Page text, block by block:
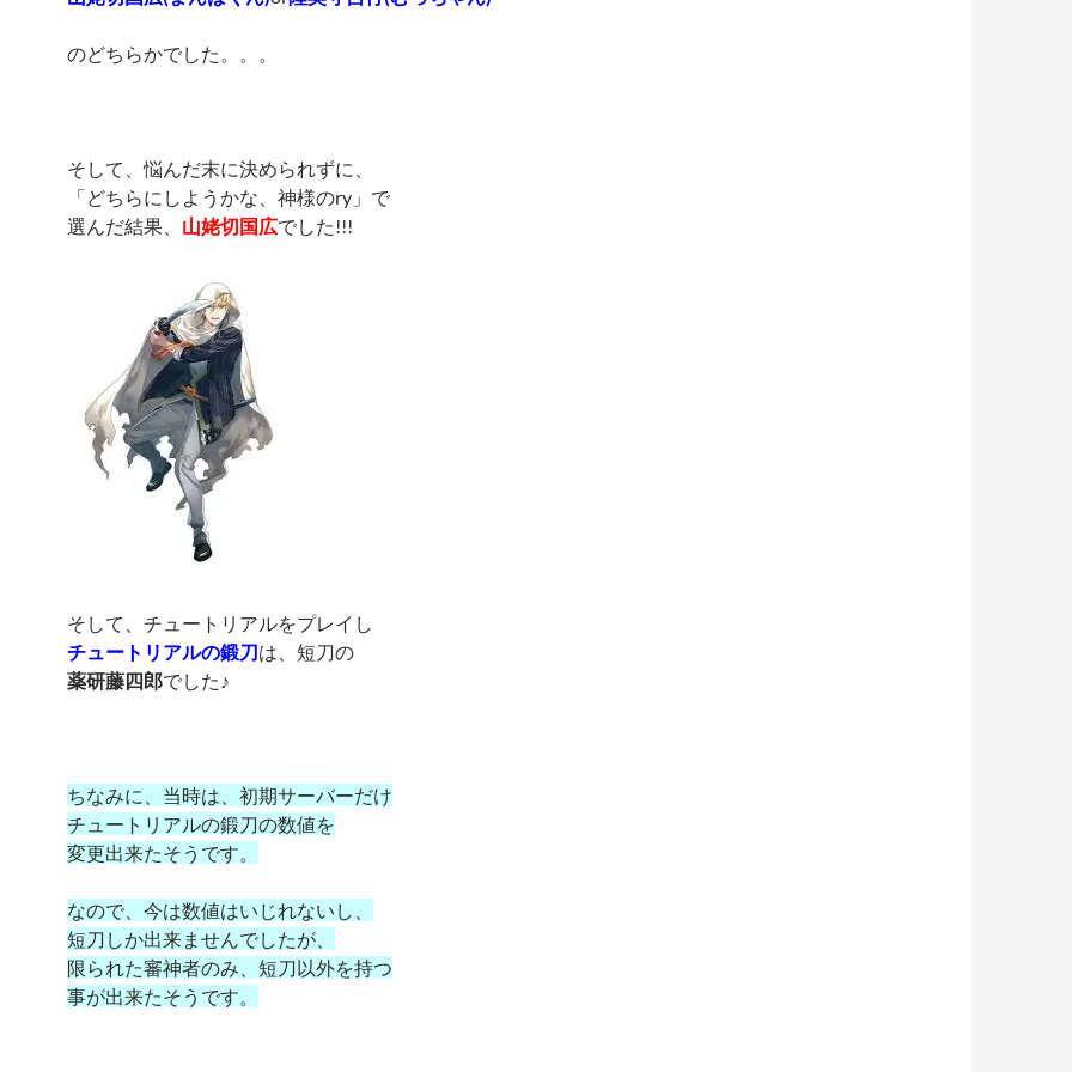
のどちらかでした。。。
そして、悩んだ末に決められずに、
「どちらにしようかな、神様のry」で
選んだ結果、 山姥切国広でした!!!
そして、チュートリアルをプレイし
チュートリアルの鍛刀は、短刀の
薬研藤四郎でした♪
ちなみに、当時は、初期サーバーだけ
チュートリアルの鍛刀の数値を
変更出来たそうです。
なので、今は数値はいじれないし、
短刀しか出来ませんでしたが、
限られた審神者のみ、短刀以外を持つ
事が出来たそうです。